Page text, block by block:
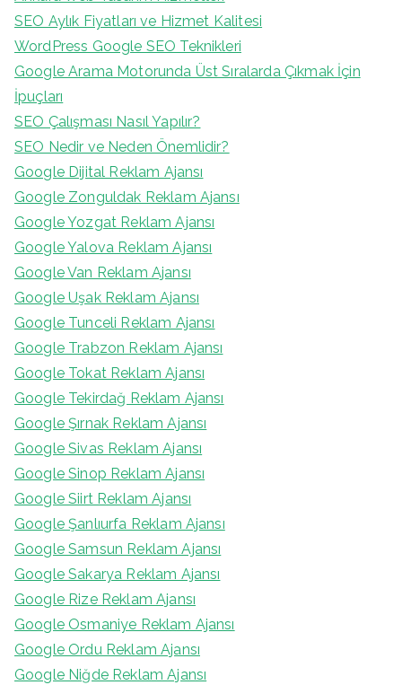
SEO Aylık Fiyatları ve Hizmet Kalitesi
WordPress Google SEO Teknikleri
Google Arama Motorunda Üst Sıralarda Çıkmak İçin
İpuçları
SEO Çalışması Nasıl Yapılır?
SEO Nedir ve Neden Önemlidir?
Google Dijital Reklam Ajansı
Google Zonguldak Reklam Ajansı
Google Yozgat Reklam Ajansı
Google Yalova Reklam Ajansı
Google Van Reklam Ajansı
Google Uşak Reklam Ajansı
Google Tunceli Reklam Ajansı
Google Trabzon Reklam Ajansı
Google Tokat Reklam Ajansı
Google Tekirdağ Reklam Ajansı
Google Şırnak Reklam Ajansı
Google Sivas Reklam Ajansı
Google Sinop Reklam Ajansı
Google Siirt Reklam Ajansı
Google Şanlıurfa Reklam Ajansı
Google Samsun Reklam Ajansı
Google Sakarya Reklam Ajansı
Google Rize Reklam Ajansı
Google Osmaniye Reklam Ajansı
Google Ordu Reklam Ajansı
Google Niğde Reklam Ajansı